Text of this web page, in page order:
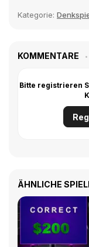
Kategorie:
KOMMENTARE
Bitte registrieren
ÄHNLICHE